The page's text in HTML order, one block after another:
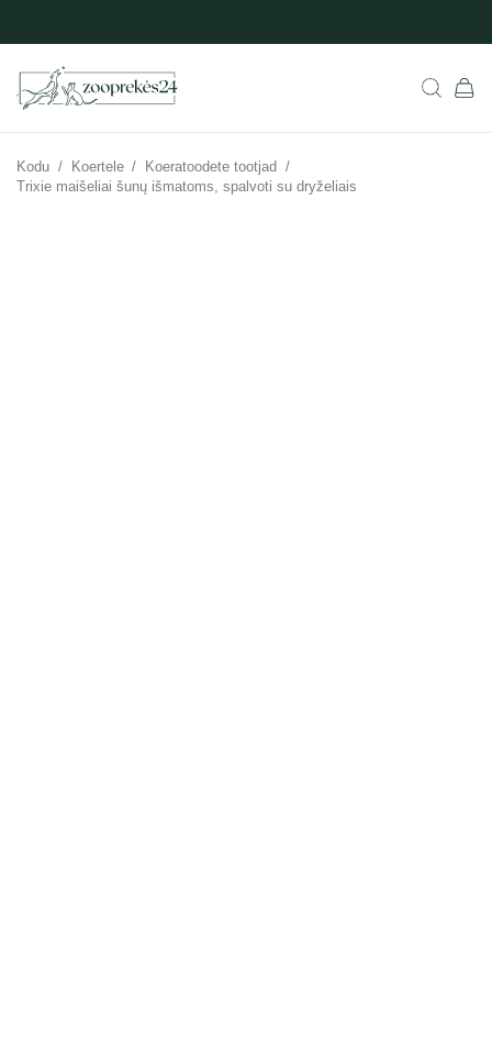
Kodu / Koertele / Koeratoodete tootjad /
Trixie maišeliai šunų išmatoms, spalvoti su dryželiais